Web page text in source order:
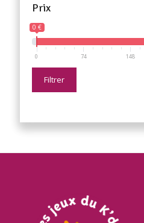
Prix
0 €
0 74 148
Filtrer